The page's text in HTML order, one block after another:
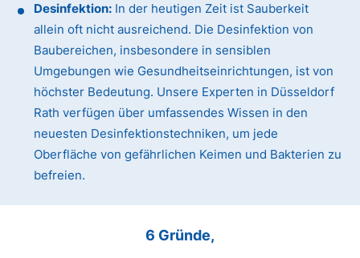
Desinfektion: In der heutigen Zeit ist Sauberkeit
allein oft nicht ausreichend. Die Desinfektion von
Baubereichen, insbesondere in sensiblen
Umgebungen wie Gesundheitseinrichtungen, ist von
höchster Bedeutung. Unsere Experten in Düsseldorf
Rath verfügen über umfassendes Wissen in den
neuesten Desinfektionstechniken, um jede
Oberfläche von gefährlichen Keimen und Bakterien zu
befreien.
6 Gründe,